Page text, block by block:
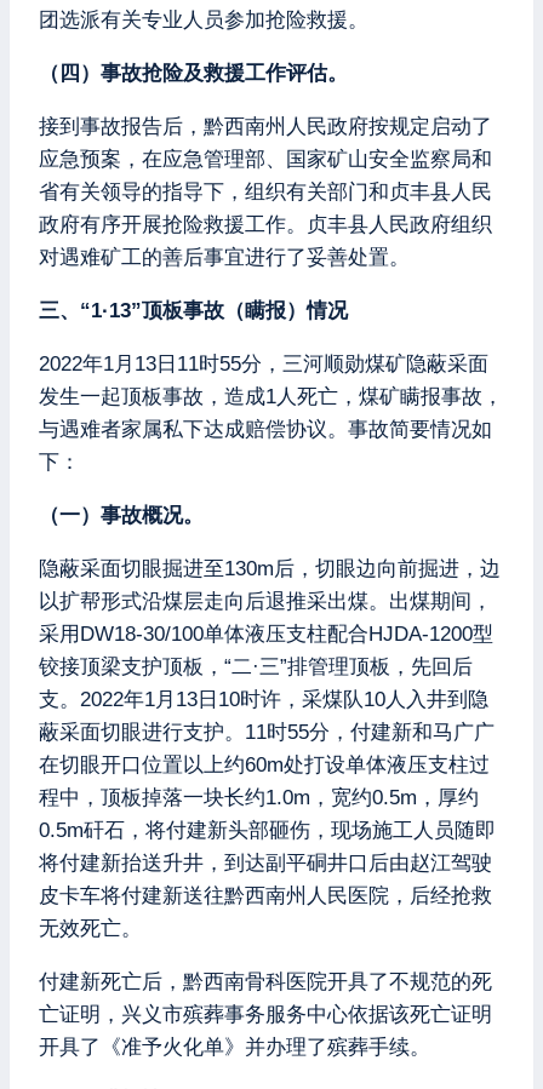
团选派有关专业人员参加抢险救援。
（四）事故抢险及救援工作评估。
接到事故报告后，黔西南州人民政府按规定启动了
应急预案，在应急管理部、国家矿山安全监察局和
省有关领导的指导下，组织有关部门和贞丰县人民
政府有序开展抢险救援工作。贞丰县人民政府组织
对遇难矿工的善后事宜进行了妥善处置。
三、“1·13”顶板事故（瞒报）情况
2022年1月13日11时55分，三河顺勋煤矿隐蔽采面
发生一起顶板事故，造成1人死亡，煤矿瞒报事故，
与遇难者家属私下达成赔偿协议。事故简要情况如
下：
（一）事故概况。
隐蔽采面切眼掘进至130m后，切眼边向前掘进，边
以扩帮形式沿煤层走向后退推采出煤。出煤期间，
采用DW18-30/100单体液压支柱配合HJDA-1200型
铰接顶梁支护顶板，“二·三”排管理顶板，先回后
支。2022年1月13日10时许，采煤队10人入井到隐
蔽采面切眼进行支护。11时55分，付建新和马广广
在切眼开口位置以上约60m处打设单体液压支柱过
程中，顶板掉落一块长约1.0m，宽约0.5m，厚约
0.5m矸石，将付建新头部砸伤，现场施工人员随即
将付建新抬送升井，到达副平硐井口后由赵江驾驶
皮卡车将付建新送往黔西南州人民医院，后经抢救
无效死亡。
付建新死亡后，黔西南骨科医院开具了不规范的死
亡证明，兴义市殡葬事务服务中心依据该死亡证明
开具了《准予火化单》并办理了殡葬手续。